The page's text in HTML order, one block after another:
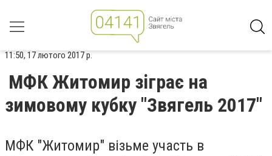
11:50, 17 лютого 2017 р.
МФК Житомир зіграє на
зимовому кубку "Звягель 2017"
МФК "Житомир" візьме участь в